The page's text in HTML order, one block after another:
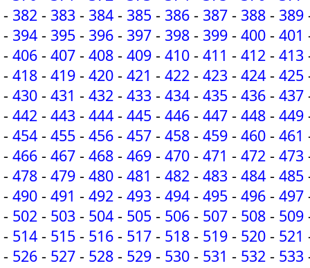
- 382 - 383 - 384 - 385 - 386 - 387 - 388 - 389
- 394 - 395 - 396 - 397 - 398 - 399 - 400 - 401
- 406 - 407 - 408 - 409 - 410 - 411 - 412 - 413
- 418 - 419 - 420 - 421 - 422 - 423 - 424 - 425
- 430 - 431 - 432 - 433 - 434 - 435 - 436 - 437
- 442 - 443 - 444 - 445 - 446 - 447 - 448 - 449
- 454 - 455 - 456 - 457 - 458 - 459 - 460 - 461
- 466 - 467 - 468 - 469 - 470 - 471 - 472 - 473
- 478 - 479 - 480 - 481 - 482 - 483 - 484 - 485
- 490 - 491 - 492 - 493 - 494 - 495 - 496 - 497
- 502 - 503 - 504 - 505 - 506 - 507 - 508 - 509
- 514 - 515 - 516 - 517 - 518 - 519 - 520 - 521
- 526 - 527 - 528 - 529 - 530 - 531 - 532 - 533